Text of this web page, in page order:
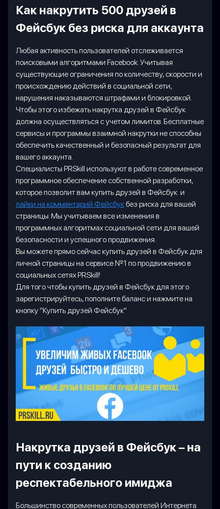
Как накрутить 500 друзей в
Фейсбук без риска для аккаунта
Любая активность пользователей отслеживается
поисковыми алгоритмами Facebook. Учитывая
существующие ограничения по количеству, скорости и
происхождению действий в социальной сети,
нарушения наказываются штрафами и блокировкой.
Чтобы этого избежать накрутка друзей в Фейсбук
должна осуществляться с учетом лимитов. Бесплатные
сервисы и программы взаимной накрутки не способны
обеспечить качественный и безопасный результат для
вашего аккаунта.
Специалисты PRSkill используют в работе современное
программное обеспечение собственной разработки,
которое позволит вам купить друзей в Фейсбук и
лайки на комментарий Фейсбук без риска для вашей
страницы. Мы учитываем все изменения в
программных алгоритмах социальной сети для вашей
безопасности и успешного продвижения.
Вы можете прямо сейчас купить друзей в Фейсбук для
личной страницы на сервисе №1 по продвижению в
социальных сетях PRSkill!
Для того чтобы купить друзей в Фейсбук для этого
зарегистрируйтесь, пополните баланс и нажмите на
кнопку "Купить друзей Фейсбук"
Накрутка друзей в Фейсбук – на
пути к созданию
респектабельного имиджа
Большинство современных пользователей Интернета